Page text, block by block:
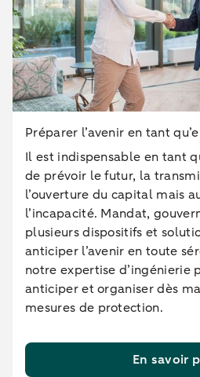
Préparer l’avenir en tant
Il est indispensable en tant
de prévoir le futur, la
l’ouverture du capital mais
l’incapacité. Mandat,
plusieurs dispositifs et
anticiper l’avenir en toute
notre expertise d’ingénierie
anticiper et organiser dès
mesures de protection.
En savoir